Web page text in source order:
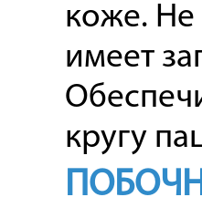
коже. Не
имеет
кругу